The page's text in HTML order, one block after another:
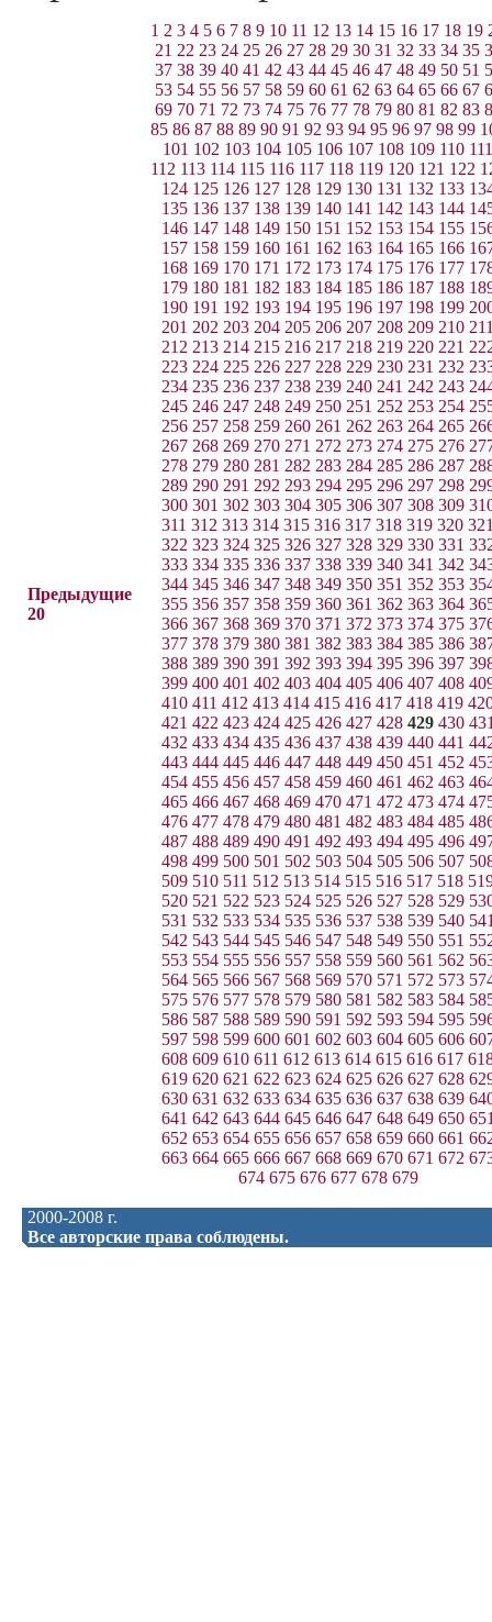
Предыдущие
20
1 2 3 4 5 6 7 8 9 10 11 12 13 14 15 16 17 18 19
21 22 23 24 25 26 27 28 29 30 31 32 33 34 35
37 38 39 40 41 42 43 44 45 46 47 48 49 50 51
53 54 55 56 57 58 59 60 61 62 63 64 65 66 67
69 70 71 72 73 74 75 76 77 78 79 80 81 82 83
85 86 87 88 89 90 91 92 93 94 95 96 97 98 99
101 102 103 104 105 106 107 108 109 110 111
112 113 114 115 116 117 118 119 120 121 122
124 125 126 127 128 129 130 131 132 133
135 136 137 138 139 140 141 142 143 144
146 147 148 149 150 151 152 153 154 155
157 158 159 160 161 162 163 164 165 166
168 169 170 171 172 173 174 175 176 177
179 180 181 182 183 184 185 186 187 188
190 191 192 193 194 195 196 197 198 199
201 202 203 204 205 206 207 208 209 210
212 213 214 215 216 217 218 219 220 221
223 224 225 226 227 228 229 230 231 232
234 235 236 237 238 239 240 241 242 243
245 246 247 248 249 250 251 252 253 254
256 257 258 259 260 261 262 263 264 265
267 268 269 270 271 272 273 274 275 276
278 279 280 281 282 283 284 285 286 287
289 290 291 292 293 294 295 296 297 298
300 301 302 303 304 305 306 307 308 309
311 312 313 314 315 316 317 318 319 320
322 323 324 325 326 327 328 329 330 331
333 334 335 336 337 338 339 340 341 342
344 345 346 347 348 349 350 351 352 353
355 356 357 358 359 360 361 362 363 364
366 367 368 369 370 371 372 373 374 375
377 378 379 380 381 382 383 384 385 386
388 389 390 391 392 393 394 395 396 397
399 400 401 402 403 404 405 406 407 408
410 411 412 413 414 415 416 417 418 419
421 422 423 424 425 426 427 428 429 430
432 433 434 435 436 437 438 439 440 441
443 444 445 446 447 448 449 450 451 452
454 455 456 457 458 459 460 461 462 463
465 466 467 468 469 470 471 472 473 474
476 477 478 479 480 481 482 483 484 485
487 488 489 490 491 492 493 494 495 496
498 499 500 501 502 503 504 505 506 507
509 510 511 512 513 514 515 516 517 518
520 521 522 523 524 525 526 527 528 529
531 532 533 534 535 536 537 538 539 540
542 543 544 545 546 547 548 549 550 551
553 554 555 556 557 558 559 560 561 562
564 565 566 567 568 569 570 571 572 573
575 576 577 578 579 580 581 582 583 584
586 587 588 589 590 591 592 593 594 595
597 598 599 600 601 602 603 604 605 606
608 609 610 611 612 613 614 615 616 617
619 620 621 622 623 624 625 626 627 628
630 631 632 633 634 635 636 637 638 639
641 642 643 644 645 646 647 648 649 650
652 653 654 655 656 657 658 659 660 661
663 664 665 666 667 668 669 670 671 672
674 675 676 677 678 679
2000-2008 г.
Все авторские права соблюдены.